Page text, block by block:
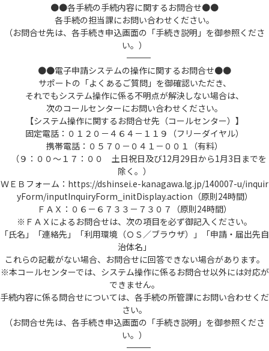
●●各手続の手続内容に関するお問合せ●●
各手続の担当課にお問い合わせください。
（お問合せ先は、各手続き申込画面の「手続き説明」を御参照くださ
い。）
――――――――――――――――――――――――――――――――――――――――――――――――――
●●電子申請システムの操作に関するお問合せ●●
サポートの「よくあるご質問」を御確認いただき、
それでもシステム操作に係る不明点が解決しない場合は、
次のコールセンターにお問い合わせください。
【システム操作に関するお問合せ先（コールセンター）】
固定電話：０１２０－４６４－１１９（フリーダイヤル）
携帯電話：０５７０－０４１－００１（有料）
（９：００～１７：００ 土日祝日及び12月29日から1月3日までを
除く。）
ＷＥＢフォーム：https://dshinsei.e-kanagawa.lg.jp/140007-u/inquir
yForm/inputInquiryForm_initDisplay.action（原則24時間）
ＦＡＸ：０６－６７３３－７３０７（原則24時間）
※ＦＡＸによるお問合せは、次の項目を必ず御記入ください。
「氏名」「連絡先」「利用環境（ＯＳ／ブラウザ）」「申請・届出先自
治体名」
これらの記載がない場合、お問合せに回答できない場合があります。
※本コールセンターでは、システム操作に係るお問合せ以外には対応が
できません。
手続内容に係る問合せについては、各手続の所管課にお問い合わせくだ
さい。
（お問合せ先は、各手続き申込画面の「手続き説明」を御参照くださ
い。）
――――――――――――――――――――――――――――――――――――――――――――――――――